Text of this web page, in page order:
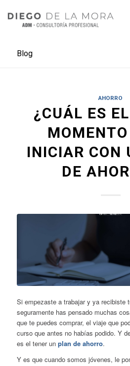
Blog
AHORRO
¿CUÁL ES
INICIAR CON
DE
Si empezaste a trabajar y ya recibiste
seguramente has pensado muchas
que te puedes comprar, el viaje que
curso que antes no habías podido. Y
es el tener un plan de ahorro.
Y es que cuando somos jóvenes, le